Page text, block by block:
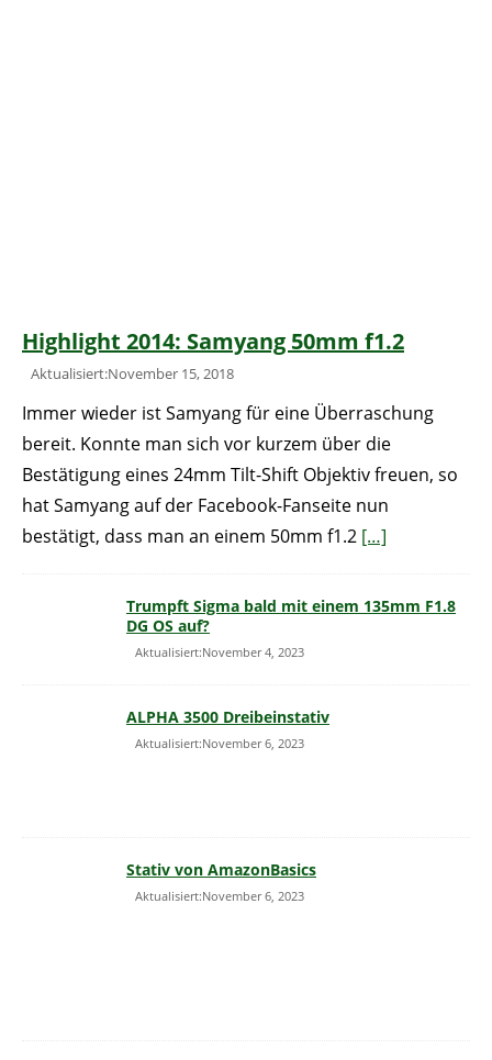
Highlight 2014: Samyang 50mm f1.2
Aktualisiert:November 15, 2018
Immer wieder ist Samyang für eine Überraschung
bereit. Konnte man sich vor kurzem über die
Bestätigung eines 24mm Tilt-Shift Objektiv freuen, so
hat Samyang auf der Facebook-Fanseite nun
bestätigt, dass man an einem 50mm f1.2 […]
Trumpft Sigma bald mit einem 135mm F1.8
DG OS auf?
Aktualisiert:November 4, 2023
ALPHA 3500 Dreibeinstativ
Aktualisiert:November 6, 2023
Stativ von AmazonBasics
Aktualisiert:November 6, 2023